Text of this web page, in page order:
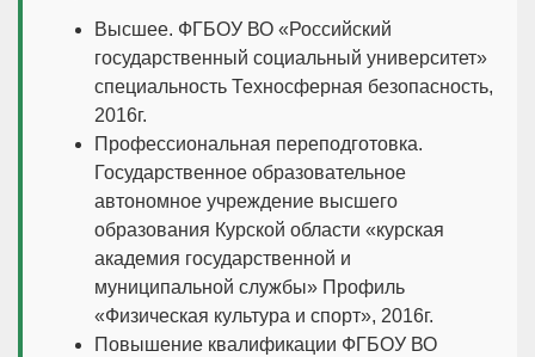
Высшее. ФГБОУ ВО «Российский
государственный социальный университет»
специальность Техносферная безопасность,
2016г.
Профессиональная переподготовка.
Государственное образовательное
автономное учреждение высшего
образования Курской области «курская
академия государственной и
муниципальной службы» Профиль
«Физическая культура и спорт», 2016г.
Повышение квалификации ФГБОУ ВО